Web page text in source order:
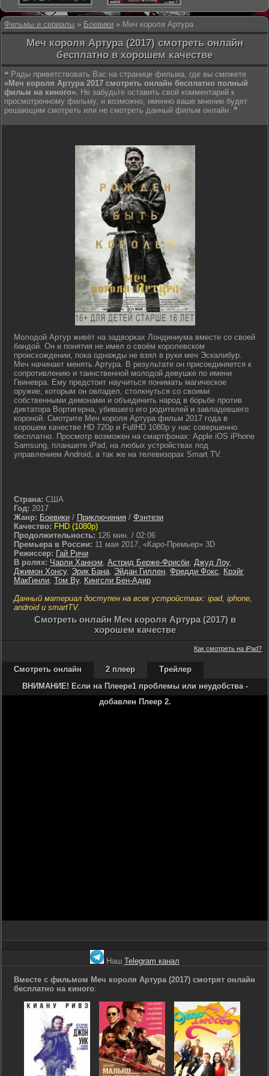
Фильмы и сериалы » Боевики » Меч короля Артура
Меч короля Артура (2017) смотреть онлайн
бесплатно в хорошем качестве
❝ Рады приветствовать Вас на странице фильма, где вы сможете
«Меч короля Артура 2017 смотреть онлайн бесплатно полный
фильм на киного». Не забудьте оставить свой комментарий к
просмотренному фильму, и возможно, именно ваше мнение будет
решающим смотреть или не смотреть данный фильм онлайн. ❞
Молодой Артур живёт на задворках Лондиниума вместе со своей
бандой. Он и понятия не имел о своём королевском
происхождении, пока однажды не взял в руки меч Эскалибур.
Меч начинает менять Артура. В результате он присоединяется к
сопротивлению и таинственной молодой девушке по имени
Гвиневра. Ему предстоит научиться понимать магическое
оружие, которым он овладел, столкнуться со своими
собственными демонами и объединить народ в борьбе против
диктатора Вортигерна, убившего его родителей и завладевшего
короной. Смотрите Меч короля Артура фильм 2017 года в
хорошем качестве HD 720p и FullHD 1080p у нас совершенно
бесплатно. Просмотр возможен на смартфонах: Apple iOS iPhone
Samsung, планшете iPad, на любых устройствах под
управлением Android, а так же на телевизорах Smart TV.
Страна: США
Год: 2017
Жанр: Боевики / Приключения / Фэнтези
Качество: FHD (1080p)
Продолжительность: 126 мин. / 02:06
Премьера в России: 11 мая 2017, «Каро-Премьер» 3D
Режиссер: Гай Ричи
В ролях: Чарли Ханнэм, Астрид Берже-Фрисби, Джуд Лоу,
Джимон Хонсу, Эрик Бана, Эйдан Гиллен, Фредди Фокс, Крэйг
МакГинли, Том Ву, Кингсли Бен-Адир
Данный материал доступен на всех устройствах: ipad, iphone,
android и smartTV.
Cмотреть онлайн Меч короля Артура (2017) в
хорошем качестве
Как смотреть на iPad?
Смотреть онлайн 2 плеер
Трейлер
ВНИМАНИЕ! Если на Плеере1 проблемы или неудобства -
добавлен Плеер 2.
Наш Telegram канал
Вместе с фильмом Меч короля Артура (2017) смотрят онлайн
бесплатно на киного: